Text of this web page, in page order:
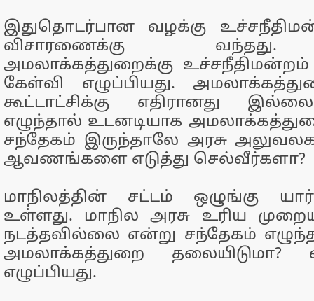
இதுதொடர்பான வழக்கு
விசாரணைக்கு
அமலாக்கத்துறைக்கு உச்சநீதிமன்றம்
கேள்வி எழுப்பியது.
கூட்டாட்சிக்கு எதிரானது
எழுந்தால் உடனடியாக
சந்தேகம் இருந்தாலே அரசு
ஆவணங்களை எடுத்து செல்வீர்களா?
மாநிலத்தின் சட்டம் ஒழுங்கு யார்
உள்ளது. மாநில அரசு உரிய
நடத்தவில்லை என்று சந்தேகம்
அமலாக்கத்துறை தலையிடுமா?
எழுப்பியது.